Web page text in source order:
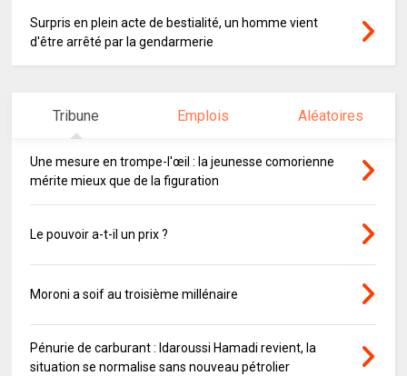
Surpris en plein acte de bestialité, un homme vient
d'être arrêté par la gendarmerie
Tribune Emplois Aléatoires
Une mesure en trompe-l'œil : la jeunesse comorienne
mérite mieux que de la figuration
Le pouvoir a-t-il un prix ?
Moroni a soif au troisième millénaire
Pénurie de carburant : Idaroussi Hamadi revient, la
situation se normalise sans nouveau pétrolier